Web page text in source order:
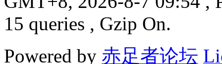
15 queries , Gzip On.
Powered by 赤足者论坛